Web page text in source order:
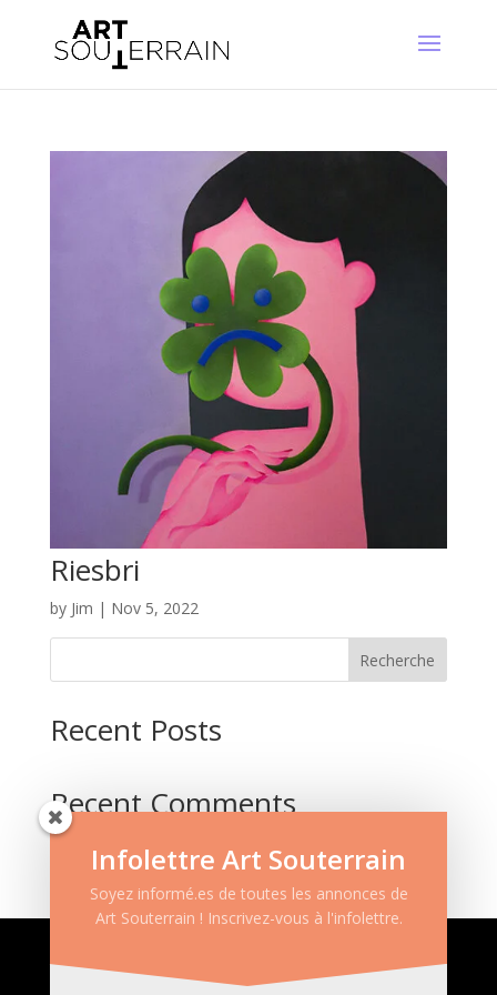
Riesbri
by Jim | Nov 5, 2022
Recherche
Recent Posts
Recent Comments
Aucun commentaire à afficher.
Infolettre Art Souterrain
Soyez informé.es de toutes les annonces de
Art Souterrain ! Inscrivez-vous à l'infolettre.